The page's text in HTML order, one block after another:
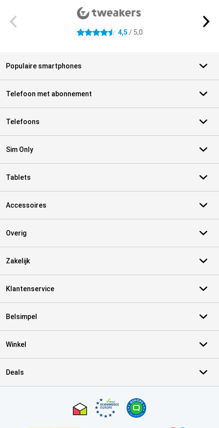
4.5 sterren 4,5 / 5,0
Populaire smartphones
Telefoon met abonnement
Telefoons
Sim Only
Tablets
Accessoires
Overig
Zakelijk
Klantenservice
Belsimpel
Winkel
Deals